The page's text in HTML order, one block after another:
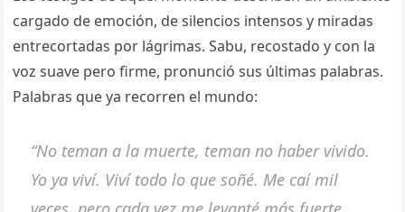
cargado de emoción, de silencios intensos y miradas
entrecortadas por lágrimas. Sabu, recostado y con la
voz suave pero firme, pronunció sus últimas palabras.
Palabras que ya recorren el mundo:
“No teman a la muerte, teman no haber vivido.
Yo ya viví. Viví todo lo que soñé. Me caí mil